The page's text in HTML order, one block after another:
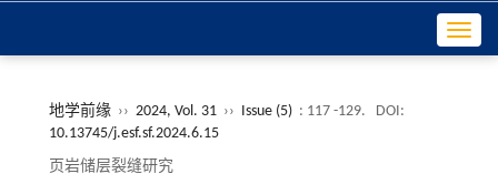
地学前缘 ›› 2024, Vol. 31 ›› Issue (5) : 117 -129.
DOI:
10.13745/j.esf.sf.2024.6.15
页岩储层裂缝研究